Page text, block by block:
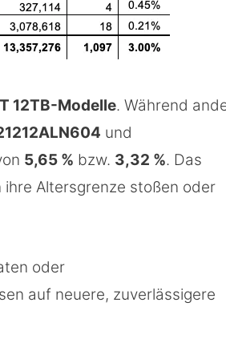
12TB-Modelle. Während
und
5,65 % bzw. 3,32 %. Das
Altersgrenze stoßen oder
oder
auf neuere, zuverlässigere